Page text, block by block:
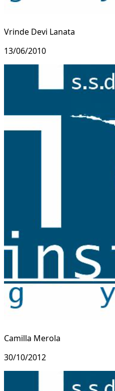
Vrinde Devi Lanata
13/06/2010
Camilla Merola
30/10/2012